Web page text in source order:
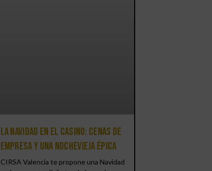
La Navidad en el Casino: cenas de
empresa y una Nochevieja épica
CIRSA Valencia te propone una Navidad